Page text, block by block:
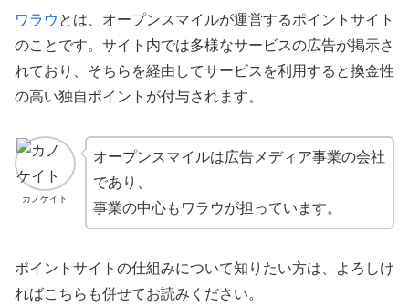
ワラウ とは、オープンスマイルが運営するポイントサイト
のことです。サイト内では多様なサービスの広告が掲示さ
れており、そちらを経由してサービスを利用すると換金性
の高い独自ポイントが付与されます。
カノケイト
オープンスマイルは広告メディア事業の会社
であり、
事業の中心もワラウが担っています。
ポイントサイトの仕組みについて知りたい方は、よろしけ
ればこちらも併せてお読みください。